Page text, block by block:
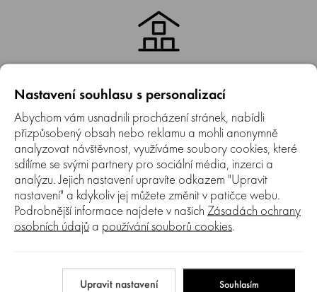
Máme také kamennou prodejnu v Brně, kde si můžete náš
sortiment prohlédnout a nechat si poradit od našich
pracovníků.
Autorizovaný SERVIS
servis prodávaných značek.
Nastavení souhlasu s personalizací
Abychom vám usnadnili procházení stránek, nabídli
přizpůsobený obsah nebo reklamu a mohli anonymně
analyzovat návštěvnost, využíváme soubory cookies, které
sdílíme se svými partnery pro sociální média, inzerci a
analýzu. Jejich nastavení upravíte odkazem "Upravit
nastavení" a kdykoliv jej můžete změnit v patičce webu.
Podrobnější informace najdete v našich Zásadách ochrany
osobních údajů a používání souborů cookies.
Upravit nastavení Souhlasím